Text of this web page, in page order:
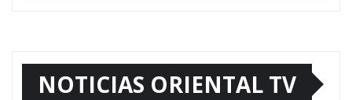
NOTICIAS ORIENTAL TV